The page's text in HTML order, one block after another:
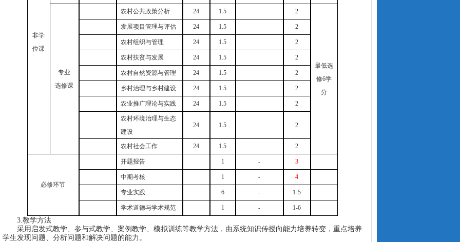
非学
位课
专业
选修课
农村公共政策分析 24 1.5 2
最低选
修6学
分
发展项目管理与评估 24 1.5 2
农村组织与管理 24 1.5 2
农村扶贫与发展 24 1.5 2
农村自然资源与管理 24 1.5 2
乡村治理与乡村建设 24 1.5 2
农业推广理论与实践 24 1.5 2
农村环境治理与生态
建设
24 1.5 2
农村社会工作 24 1.5 2
必修环节
开题报告 1 - 3
中期考核 1 - 4
专业实践 6 - 1-5
学术道德与学术规范 1 - 1-6
3.教学方法
采用启发式教学、参与式教学、案例教学、模拟训练等教学方法，由系统知识传授向能力培养转变，重点培养
学生发现问题、分析问题和解决问题的能力。